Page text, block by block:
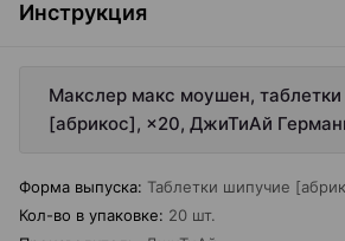
Инструкция
Макслер макс моушен,
[абрикос], ×20, ДжиТиАй
Форма выпуска: Таблетки шипучие
Кол-во в упаковке: 20 шт.